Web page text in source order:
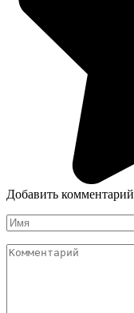
Добавить комментарий
Имя
Комментарий